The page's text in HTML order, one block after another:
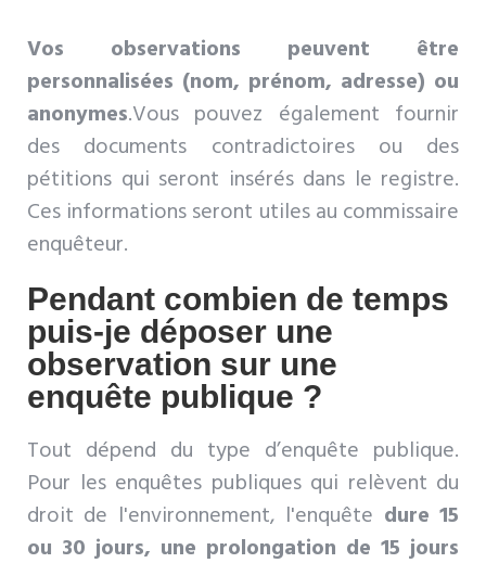
Vos observations peuvent être
personnalisées (nom, prénom, adresse) ou
anonymes.Vous pouvez également fournir
des documents contradictoires ou des
pétitions qui seront insérés dans le registre.
Ces informations seront utiles au commissaire
enquêteur.
Pendant combien de temps
puis-je déposer une
observation sur une
enquête publique ?
Tout dépend du type d’enquête publique.
Pour les enquêtes publiques qui relèvent du
droit de l'environnement, l'enquête dure 15
ou 30 jours, une prolongation de 15 jours